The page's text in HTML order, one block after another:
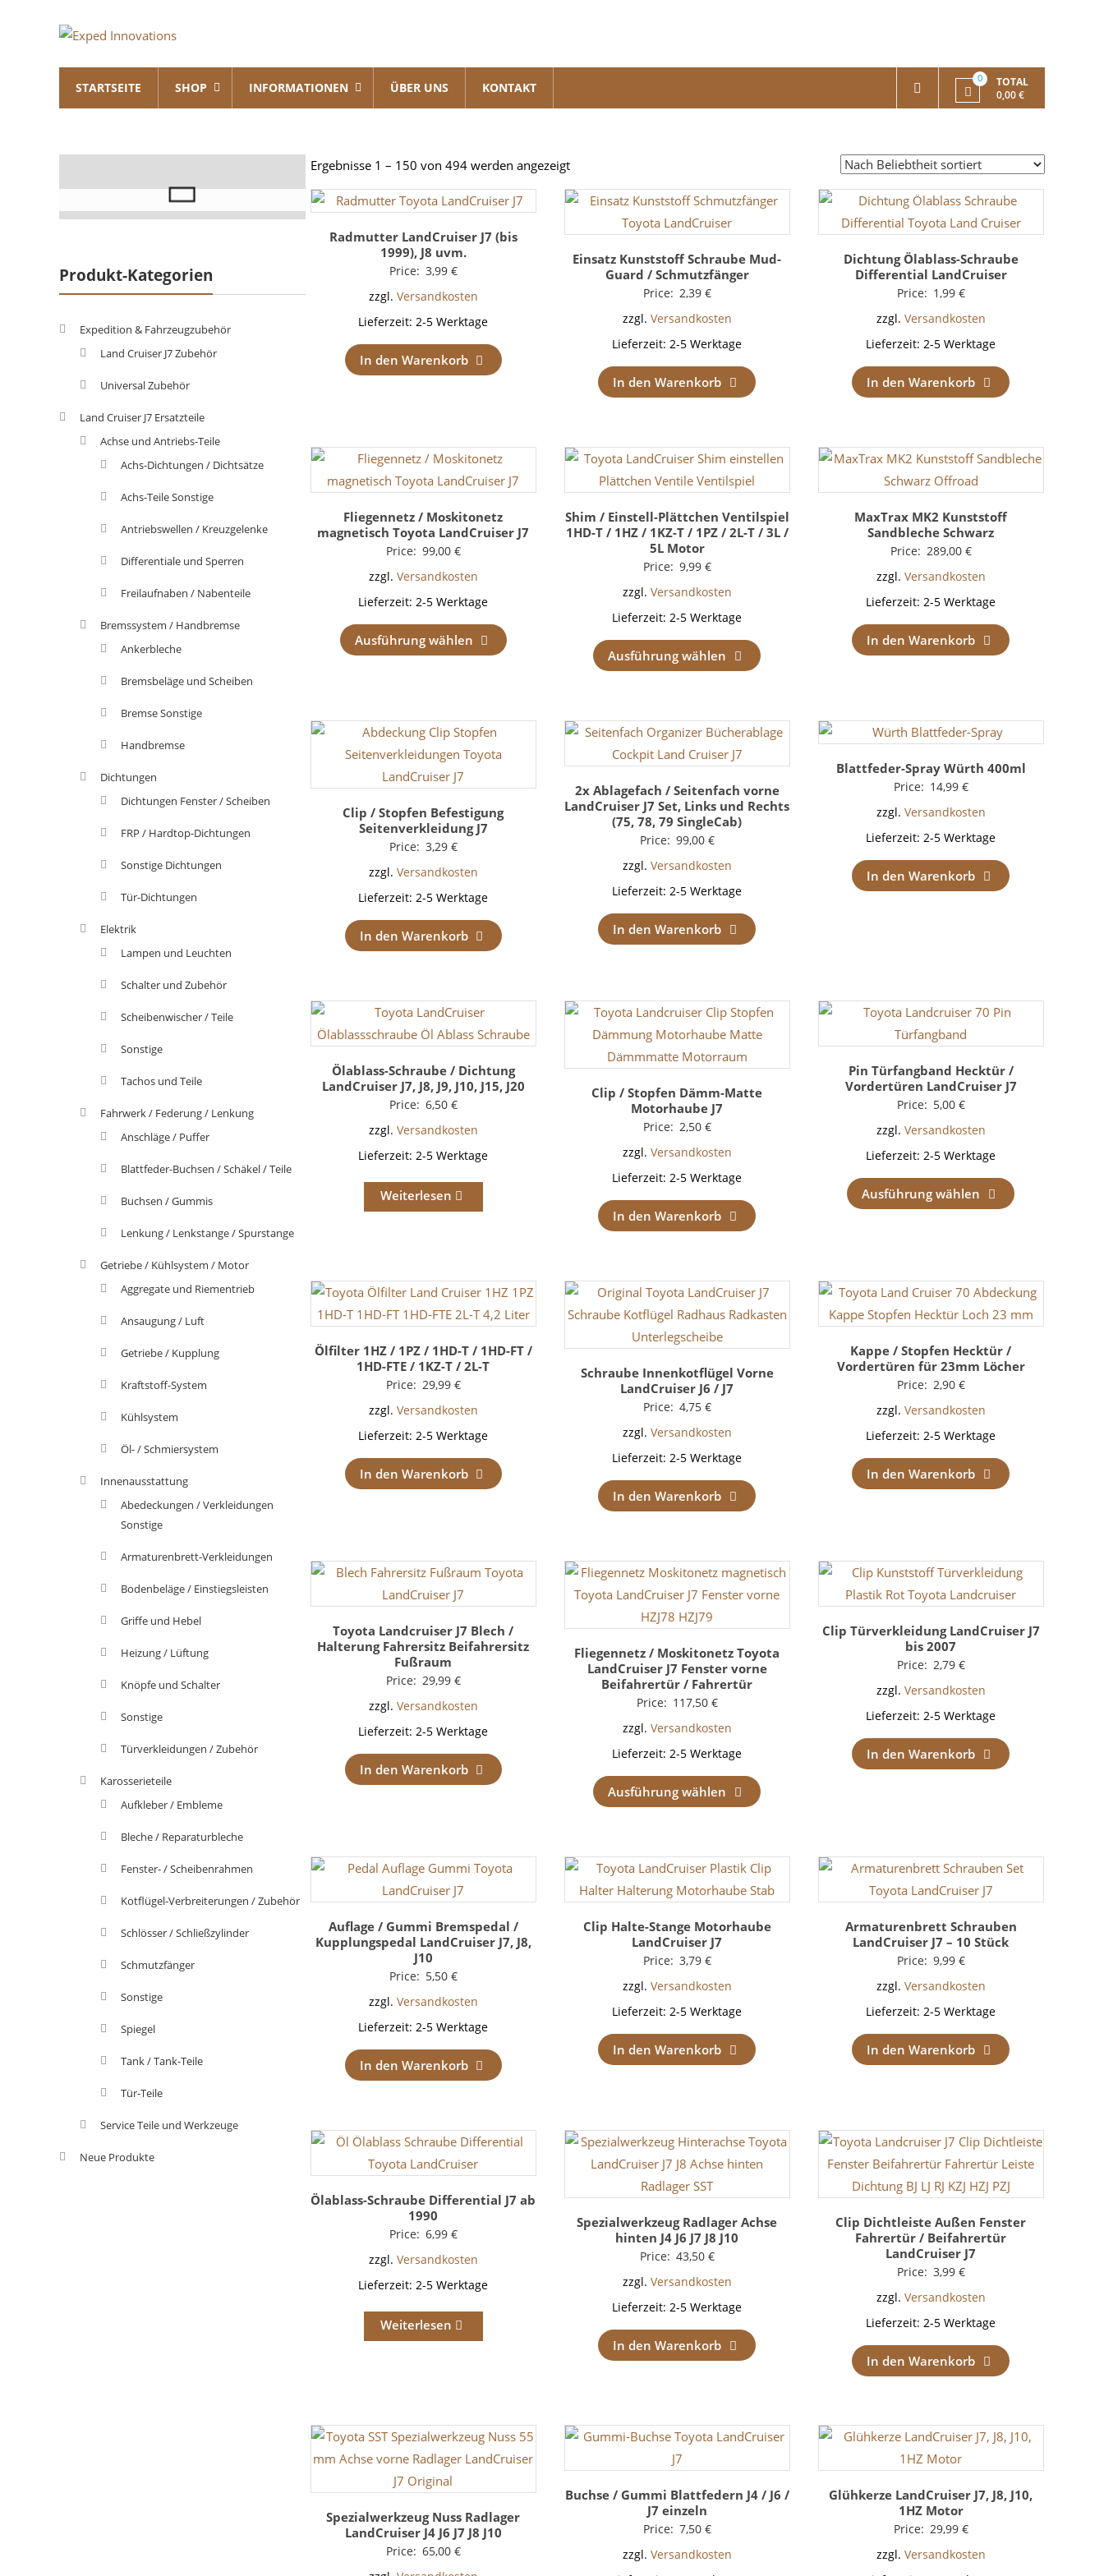
Exped
Innovations
Solutions
for
Overland
STARTSEITE SHOP INFORMATIONEN ÜBER UNS KONTAKT
0
TOTAL
0,00 €
Ergebnisse 1 – 150 von 494 werden angezeigtNach
Beliebtheit
sortiert
Radmutter LandCruiser J7 (bis
1999), J8 uvm.
Price: 3,99 €
zzgl. Versandkosten
Lieferzeit:2-5 Werktage
In den Warenkorb
Einsatz Kunststoff Schraube Mud-
Guard / Schmutzfänger
Price: 2,39 €
zzgl. Versandkosten
Lieferzeit:2-5 Werktage
In den Warenkorb
Dichtung Ölablass-Schraube
Differential LandCruiser
Price: 1,99 €
zzgl. Versandkosten
Lieferzeit:2-5 Werktage
In den Warenkorb
Fliegennetz / Moskitonetz
magnetisch Toyota LandCruiser J7
Price: 99,00 €
zzgl. Versandkosten
Lieferzeit:2-5 Werktage
Ausführung wählen
Shim / Einstell-Plättchen Ventilspiel
1HD-T / 1HZ / 1KZ-T / 1PZ / 2L-T / 3L /
5L Motor
Price: 9,99 €
zzgl. Versandkosten
Lieferzeit:2-5 Werktage
Ausführung wählen
MaxTrax MK2 Kunststoff
Sandbleche Schwarz
Price: 289,00 €
zzgl. Versandkosten
Lieferzeit:2-5 Werktage
In den Warenkorb
Clip / Stopfen Befestigung
Seitenverkleidung J7
Price: 3,29 €
zzgl. Versandkosten
Lieferzeit:2-5 Werktage
In den Warenkorb
2x Ablagefach / Seitenfach vorne
LandCruiser J7 Set, Links und Rechts
(75, 78, 79 SingleCab)
Price: 99,00 €
zzgl. Versandkosten
Lieferzeit:2-5 Werktage
In den Warenkorb
Blattfeder-Spray Würth 400ml
Price: 14,99 €
zzgl. Versandkosten
Lieferzeit:2-5 Werktage
In den Warenkorb
Ölablass-Schraube / Dichtung
LandCruiser J7, J8, J9, J10, J15, J20
Price: 6,50 €
zzgl. Versandkosten
Lieferzeit:2-5 Werktage
Weiterlesen
Clip / Stopfen Dämm-Matte
Motorhaube J7
Price: 2,50 €
zzgl. Versandkosten
Lieferzeit:2-5 Werktage
In den Warenkorb
Pin Türfangband Hecktür /
Vordertüren LandCruiser J7
Price: 5,00 €
zzgl. Versandkosten
Lieferzeit:2-5 Werktage
Ausführung wählen
Ölfilter 1HZ / 1PZ / 1HD-T / 1HD-FT /
1HD-FTE / 1KZ-T / 2L-T
Price: 29,99 €
zzgl. Versandkosten
Lieferzeit:2-5 Werktage
In den Warenkorb
Schraube Innenkotflügel Vorne
LandCruiser J6 / J7
Price: 4,75 €
zzgl. Versandkosten
Lieferzeit:2-5 Werktage
In den Warenkorb
Kappe / Stopfen Hecktür /
Vordertüren für 23mm Löcher
Price: 2,90 €
zzgl. Versandkosten
Lieferzeit:2-5 Werktage
In den Warenkorb
Toyota Landcruiser J7 Blech /
Halterung Fahrersitz Beifahrersitz
Fußraum
Price: 29,99 €
zzgl. Versandkosten
Lieferzeit:2-5 Werktage
In den Warenkorb
Fliegennetz / Moskitonetz Toyota
LandCruiser J7 Fenster vorne
Beifahrertür / Fahrertür
Price: 117,50 €
zzgl. Versandkosten
Lieferzeit:2-5 Werktage
Ausführung wählen
Clip Türverkleidung LandCruiser J7
bis 2007
Price: 2,79 €
zzgl. Versandkosten
Lieferzeit:2-5 Werktage
In den Warenkorb
Auflage / Gummi Bremspedal /
Kupplungspedal LandCruiser J7, J8,
J10
Price: 5,50 €
zzgl. Versandkosten
Lieferzeit:2-5 Werktage
In den Warenkorb
Clip Halte-Stange Motorhaube
LandCruiser J7
Price: 3,79 €
zzgl. Versandkosten
Lieferzeit:2-5 Werktage
In den Warenkorb
Armaturenbrett Schrauben
LandCruiser J7 – 10 Stück
Price: 9,99 €
zzgl. Versandkosten
Lieferzeit:2-5 Werktage
In den Warenkorb
Ölablass-Schraube Differential J7 ab
1990
Price: 6,99 €
zzgl. Versandkosten
Lieferzeit:2-5 Werktage
Weiterlesen
Spezialwerkzeug Radlager Achse
hinten J4 J6 J7 J8 J10
Price: 43,50 €
zzgl. Versandkosten
Lieferzeit:2-5 Werktage
In den Warenkorb
Clip Dichtleiste Außen Fenster
Fahrertür / Beifahrertür
LandCruiser J7
Price: 3,99 €
zzgl. Versandkosten
Lieferzeit:2-5 Werktage
In den Warenkorb
Spezialwerkzeug Nuss Radlager
LandCruiser J4 J6 J7 J8 J10
Price: 65,00 €
Buchse / Gummi Blattfedern J4 / J6 /
J7 einzeln
Price: 7,50 €
zzgl. Versandkosten
Glühkerze LandCruiser J7, J8, J10,
1HZ Motor
Price: 29,99 €
zzgl. Versandkosten
Produkt-Kategorien
Expedition & Fahrzeugzubehör
Land Cruiser J7 Zubehör
Universal Zubehör
Land Cruiser J7 Ersatzteile
Achse und Antriebs-Teile
Achs-Dichtungen / Dichtsätze
Achs-Teile Sonstige
Antriebswellen / Kreuzgelenke
Differentiale und Sperren
Freilaufnaben / Nabenteile
Bremssystem / Handbremse
Ankerbleche
Bremsbeläge und Scheiben
Bremse Sonstige
Handbremse
Dichtungen
Dichtungen Fenster / Scheiben
FRP / Hardtop-Dichtungen
Sonstige Dichtungen
Tür-Dichtungen
Elektrik
Lampen und Leuchten
Schalter und Zubehör
Scheibenwischer / Teile
Sonstige
Tachos und Teile
Fahrwerk / Federung / Lenkung
Anschläge / Puffer
Blattfeder-Buchsen / Schäkel / Teile
Buchsen / Gummis
Lenkung / Lenkstange / Spurstange
Getriebe / Kühlsystem / Motor
Aggregate und Riementrieb
Ansaugung / Luft
Getriebe / Kupplung
Kraftstoff-System
Kühlsystem
Öl- / Schmiersystem
Innenausstattung
Abedeckungen / Verkleidungen
Sonstige
Armaturenbrett-Verkleidungen
Bodenbeläge / Einstiegsleisten
Griffe und Hebel
Heizung / Lüftung
Knöpfe und Schalter
Sonstige
Türverkleidungen / Zubehör
Karosserieteile
Aufkleber / Embleme
Bleche / Reparaturbleche
Fenster- / Scheibenrahmen
Kotflügel-Verbreiterungen / Zubehör
Schlösser / Schließzylinder
Schmutzfänger
Sonstige
Spiegel
Tank / Tank-Teile
Tür-Teile
Service Teile und Werkzeuge
Neue Produkte